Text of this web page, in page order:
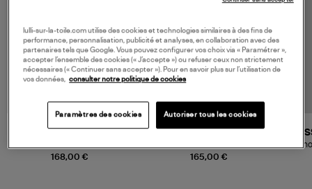
168,00 €
Embroidery
165,00 €
lulli-sur-la-toile.com utilise des cookies et technologies similaires à des fins de
performance, personnalisation, publicité et analyses, en collaboration avec des
partenaires tels que Google. Vous pouvez configurer vos choix via « Paramétrer »,
accepter l’ensemble des cookies (« J’accepte ») ou refuser ceux non strictement
nécessaires (« Continuer sans accepter »). Pour en savoir plus sur l’utilisation de
vos données, consulter notre politique de cookies
Paramètres des cookies Autoriser tous les cookies